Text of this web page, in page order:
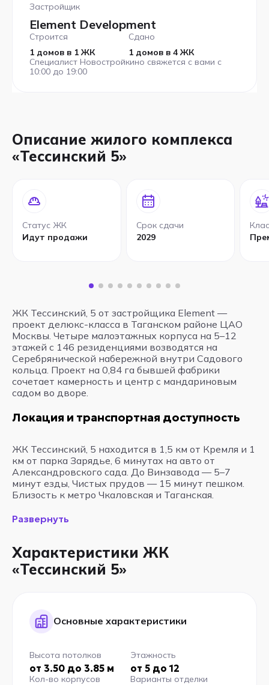
Застройщик
Element Development
Строится
1 домов в 1 ЖК
Сдано
1 домов в 4 ЖК
Специалист Новостройкино свяжется с вами с
10:00 до 19:00
Описание жилого комплекса
«Тессинский 5»
Статус ЖК
Идут продажи
Срок сдачи
2029
ЖК Тессинский, 5 от застройщика Element —
проект делюкс-класса в Таганском районе ЦАО
Москвы. Четыре малоэтажных корпуса на 5–12
этажей с 146 резиденциями возводятся на
Серебрянической набережной внутри Садового
кольца. Проект на 0,84 га бывшей фабрики
сочетает камерность и центр с мандариновым
садом во дворе.
Локация и транспортная доступность
ЖК Тессинский, 5 находится в 1,5 км от Кремля и 1
км от парка Зарядье, 6 минутах на авто от
Александровского сада. До Винзавода — 5–7
минут езды, Чистых прудов — 15 минут пешком.
Близость к метро Чкаловская и Таганская.
Развернуть
Характеристики ЖК
«Тессинский 5»
Основные характеристики
Высота потолков
от 3.50 до 3.85 м
Этажность
от 5 до 12
Кол-во корпусов Варианты отделки